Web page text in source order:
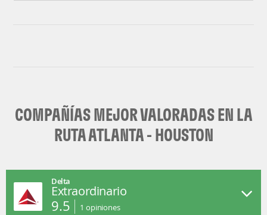
COMPAÑÍAS MEJOR VALORADAS EN LA
RUTA ATLANTA - HOUSTON
Delta
Extraordinario
9.5 1 opiniones